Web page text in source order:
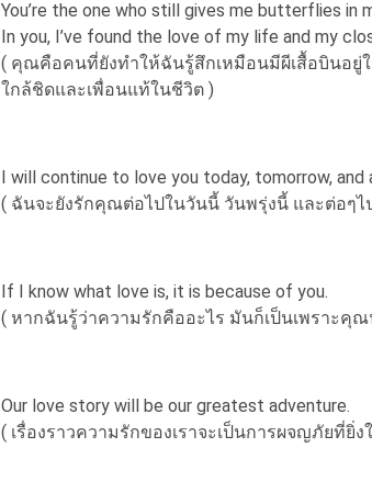
You’re the one who still gives me butterflies in
In you, I’ve found the love of my life and my
( คุณคือคนที่ยังทำให้ฉันรู้สึกเหมือนมีผีเสื้อบินอยู่
ใกล้ชิดและเพื่อนแท้ในชีวิต )
I will continue to love you today, tomorrow, and
( ฉันจะยังรักคุณต่อไปในวันนี้ วันพรุ่งนี้ และต่อๆไ
If I know what love is, it is because of you.
( หากฉันรู้ว่าความรักคืออะไร มันก็เป็นเพราะคุ
Our love story will be our greatest adventure.
( เรื่องราวความรักของเราจะเป็นการผจญภัยที่ยิ่